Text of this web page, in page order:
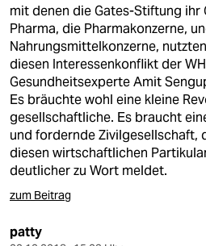
mit denen die Gates-Stiftung
Pharma, die Pharmakonzerne,
Nahrungsmittelkonzerne,
diesen Interessenkonflikt der
Gesundheitsexperte Amit
Es bräuchte wohl eine kleine
gesellschaftliche. Es braucht
und fordernde Zivilgesellschaft,
diesen wirtschaftlichen
deutlicher zu Wort meldet.
zum Beitrag
patty